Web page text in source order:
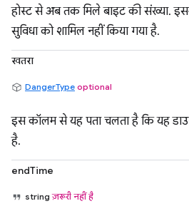
होस्ट से अब तक मिले बाइट की संख्या.
सुविधा को शामिल नहीं किया गया है.
खतरा
DangerType optional
इस कॉलम से यह पता चलता है कि यह
है.
endTime
stringज़रूरी नहीं है